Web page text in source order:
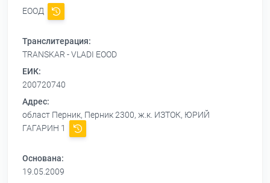
ЕООД
Транслитерация:
TRANSKAR - VLADI EOOD
ЕИК:
200720740
Адрес:
област Перник, Перник 2300, ж.к. ИЗТОК, ЮРИЙ
ГАГАРИН 1
Основана:
19.05.2009